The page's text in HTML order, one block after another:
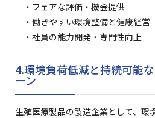
・フェアな評価・機会提供
・働きやすい環境整備と健康経営
・社員の能力開発・専門性向上
4.環境負荷低減と持続可能
ーン
生殖医療製品の製造企業として、環